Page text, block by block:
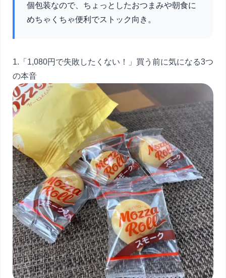
個包装なので、ちょっとしたおつまみや朝食に
めちゃくちゃ便利でストック向き。
1.「1,080円で失敗したくない！」買う前に気になる3つ
の本音